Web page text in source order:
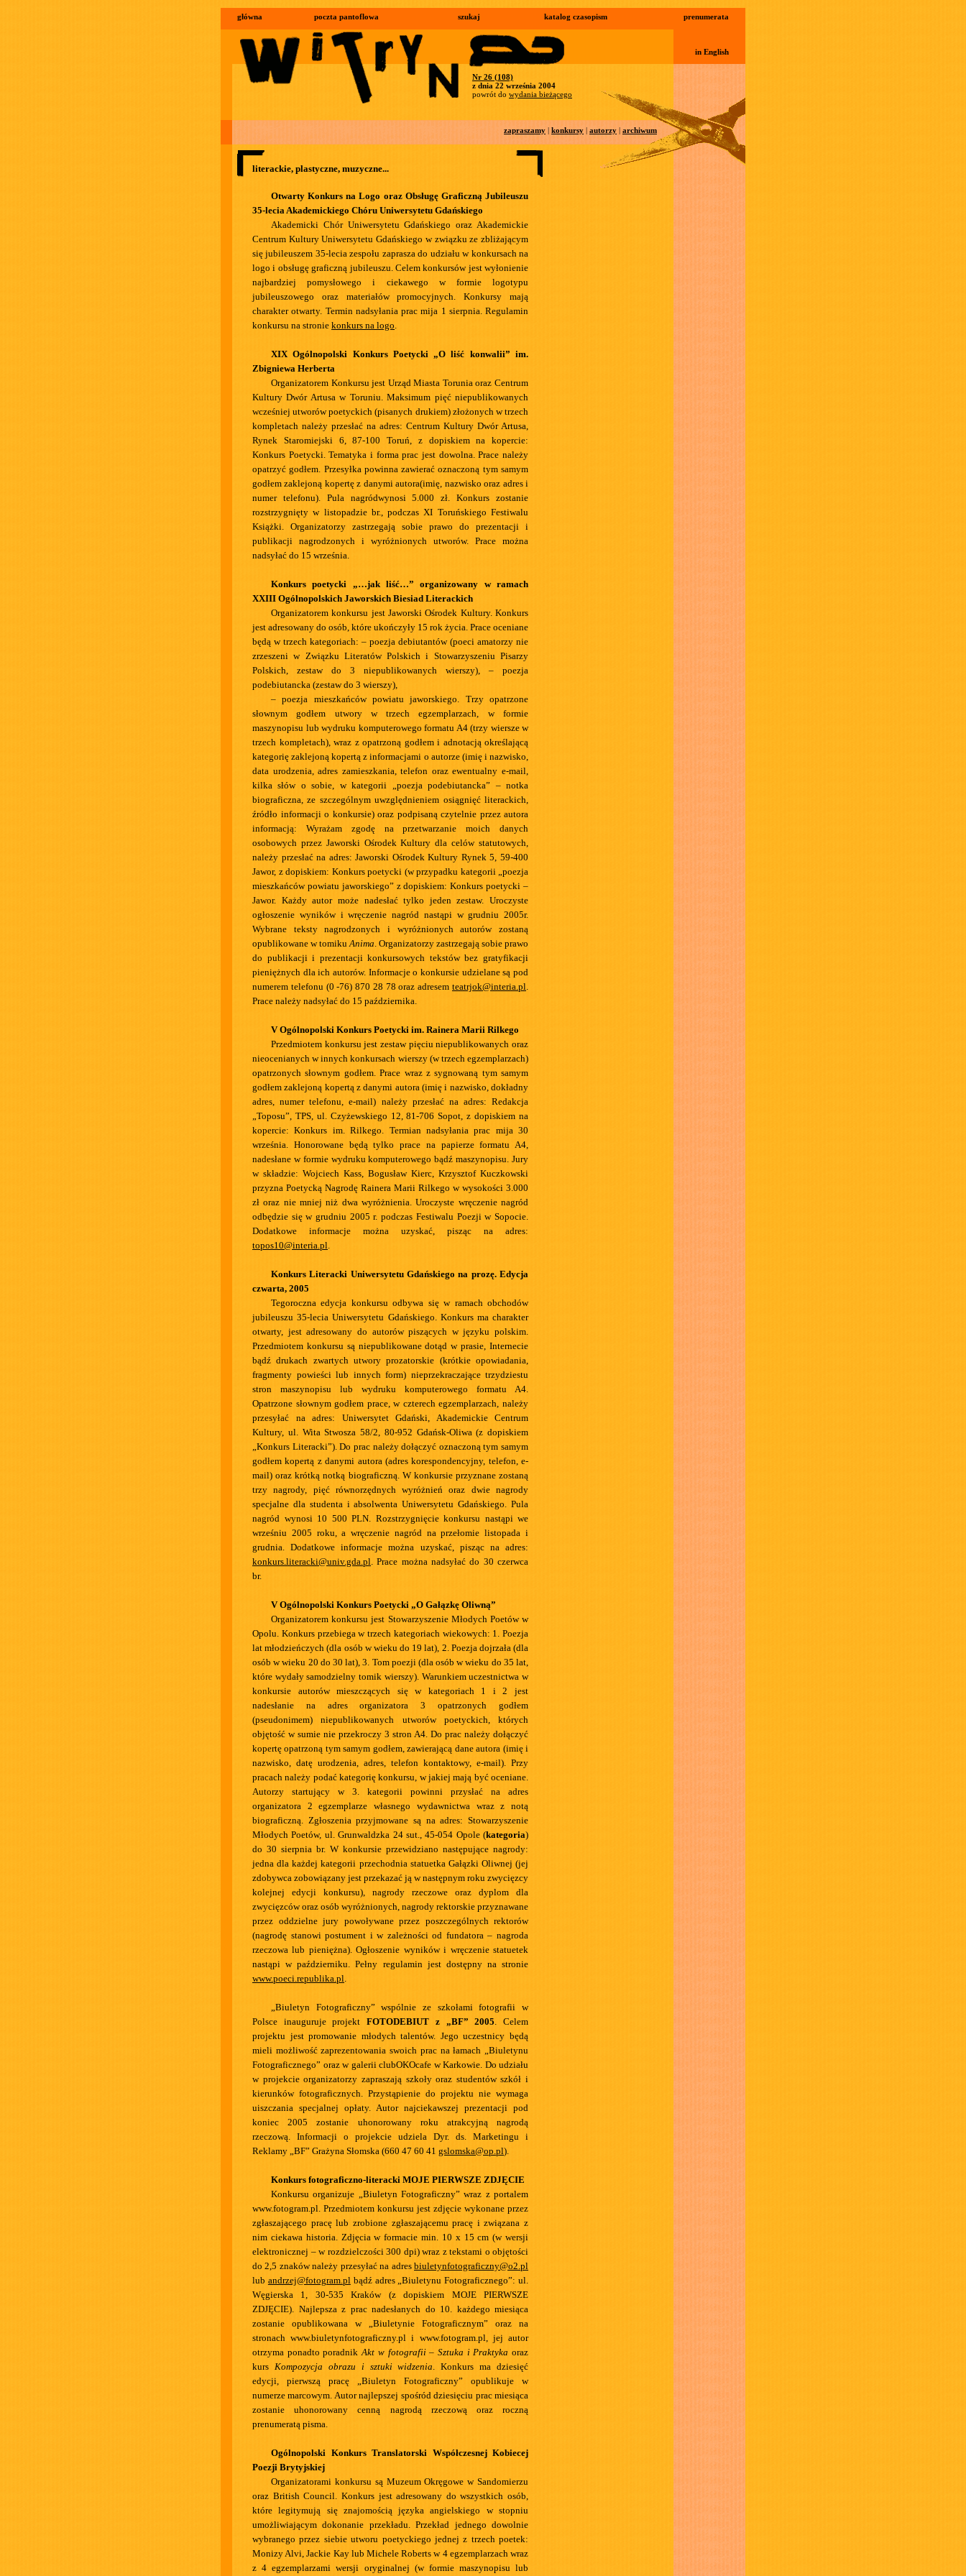
główna poczta pantoflowa szukaj katalog czasopism prenumerata
in English
Nr 26 (108)
z dnia 22 września 2004
powrót do wydania bieżącego
zapraszamy | konkursy | autorzy | archiwum
literackie, plastyczne, muzyczne...
Otwarty Konkurs na Logo oraz Obsługę Graficzną Jubileuszu
35-lecia Akademickiego Chóru Uniwersytetu Gdańskiego
Akademicki Chór Uniwersytetu Gdańskiego oraz Akademickie
Centrum Kultury Uniwersytetu Gdańskiego w związku ze zbliżającym
się jubileuszem 35-lecia zespołu zaprasza do udziału w konkursach na
logo i obsługę graficzną jubileuszu. Celem konkursów jest wyłonienie
najbardziej pomysłowego i ciekawego w formie logotypu
jubileuszowego oraz materiałów promocyjnych. Konkursy mają
charakter otwarty. Termin nadsyłania prac mija 1 sierpnia. Regulamin
konkursu na stronie konkurs na logo.
XIX Ogólnopolski Konkurs Poetycki „O liść konwalii” im.
Zbigniewa Herberta
Organizatorem Konkursu jest Urząd Miasta Torunia oraz Centrum
Kultury Dwór Artusa w Toruniu. Maksimum pięć niepublikowanych
wcześniej utworów poetyckich (pisanych drukiem) złożonych w trzech
kompletach należy przesłać na adres: Centrum Kultury Dwór Artusa,
Rynek Staromiejski 6, 87-100 Toruń, z dopiskiem na kopercie:
Konkurs Poetycki. Tematyka i forma prac jest dowolna. Prace należy
opatrzyć godłem. Przesyłka powinna zawierać oznaczoną tym samym
godłem zaklejoną kopertę z danymi autora(imię, nazwisko oraz adres i
numer telefonu). Pula nagródwynosi 5.000 zł. Konkurs zostanie
rozstrzygnięty w listopadzie br., podczas XI Toruńskiego Festiwalu
Książki. Organizatorzy zastrzegają sobie prawo do prezentacji i
publikacji nagrodzonych i wyróżnionych utworów. Prace można
nadsyłać do 15 września.
Konkurs poetycki „…jak liść…” organizowany w ramach
XXIII Ogólnopolskich Jaworskich Biesiad Literackich
Organizatorem konkursu jest Jaworski Ośrodek Kultury. Konkurs
jest adresowany do osób, które ukończyły 15 rok życia. Prace oceniane
będą w trzech kategoriach: – poezja debiutantów (poeci amatorzy nie
zrzeszeni w Związku Literatów Polskich i Stowarzyszeniu Pisarzy
Polskich, zestaw do 3 niepublikowanych wierszy), – poezja
podebiutancka (zestaw do 3 wierszy),
– poezja mieszkańców powiatu jaworskiego. Trzy opatrzone
słownym godłem utwory w trzech egzemplarzach, w formie
maszynopisu lub wydruku komputerowego formatu A4 (trzy wiersze w
trzech kompletach), wraz z opatrzoną godłem i adnotacją określającą
kategorię zaklejoną kopertą z informacjami o autorze (imię i nazwisko,
data urodzenia, adres zamieszkania, telefon oraz ewentualny e-mail,
kilka słów o sobie, w kategorii „poezja podebiutancka” – notka
biograficzna, ze szczególnym uwzględnieniem osiągnięć literackich,
źródło informacji o konkursie) oraz podpisaną czytelnie przez autora
informacją: Wyrażam zgodę na przetwarzanie moich danych
osobowych przez Jaworski Ośrodek Kultury dla celów statutowych,
należy przesłać na adres: Jaworski Ośrodek Kultury Rynek 5, 59-400
Jawor, z dopiskiem: Konkurs poetycki (w przypadku kategorii „poezja
mieszkańców powiatu jaworskiego” z dopiskiem: Konkurs poetycki –
Jawor. Każdy autor może nadesłać tylko jeden zestaw. Uroczyste
ogłoszenie wyników i wręczenie nagród nastąpi w grudniu 2005r.
Wybrane teksty nagrodzonych i wyróżnionych autorów zostaną
opublikowane w tomikuAnima. Organizatorzy zastrzegają sobie prawo
do publikacji i prezentacji konkursowych tekstów bez gratyfikacji
pieniężnych dla ich autorów. Informacje o konkursie udzielane są pod
numerem telefonu (0 -76) 870 28 78 oraz adresem teatrjok@interia.pl.
Prace należy nadsyłać do 15 października.
V Ogólnopolski Konkurs Poetycki im. Rainera Marii Rilkego
Przedmiotem konkursu jest zestaw pięciu niepublikowanych oraz
nieocenianych w innych konkursach wierszy (w trzech egzemplarzach)
opatrzonych słownym godłem. Prace wraz z sygnowaną tym samym
godłem zaklejoną kopertą z danymi autora (imię i nazwisko, dokładny
adres, numer telefonu, e-mail) należy przesłać na adres: Redakcja
„Toposu”, TPS, ul. Czyżewskiego 12, 81-706 Sopot, z dopiskiem na
kopercie: Konkurs im. Rilkego. Termian nadsyłania prac mija 30
września. Honorowane będą tylko prace na papierze formatu A4,
nadesłane w formie wydruku komputerowego bądź maszynopisu. Jury
w składzie: Wojciech Kass, Bogusław Kierc, Krzysztof Kuczkowski
przyzna Poetycką Nagrodę Rainera Marii Rilkego w wysokości 3.000
zł oraz nie mniej niż dwa wyróżnienia. Uroczyste wręczenie nagród
odbędzie się w grudniu 2005 r. podczas Festiwalu Poezji w Sopocie.
Dodatkowe informacje można uzyskać, pisząc na adres:
topos10@interia.pl.
Konkurs Literacki Uniwersytetu Gdańskiego na prozę. Edycja
czwarta, 2005
Tegoroczna edycja konkursu odbywa się w ramach obchodów
jubileuszu 35-lecia Uniwersytetu Gdańskiego. Konkurs ma charakter
otwarty, jest adresowany do autorów piszących w języku polskim.
Przedmiotem konkursu są niepublikowane dotąd w prasie, Internecie
bądź drukach zwartych utwory prozatorskie (krótkie opowiadania,
fragmenty powieści lub innych form) nieprzekraczające trzydziestu
stron maszynopisu lub wydruku komputerowego formatu A4.
Opatrzone słownym godłem prace, w czterech egzemplarzach, należy
przesyłać na adres: Uniwersytet Gdański, Akademickie Centrum
Kultury, ul. Wita Stwosza 58/2, 80-952 Gdańsk-Oliwa (z dopiskiem
„Konkurs Literacki”). Do prac należy dołączyć oznaczoną tym samym
godłem kopertą z danymi autora (adres korespondencyjny, telefon, e-
mail) oraz krótką notką biograficzną. W konkursie przyznane zostaną
trzy nagrody, pięć równorzędnych wyróżnień oraz dwie nagrody
specjalne dla studenta i absolwenta Uniwersytetu Gdańskiego. Pula
nagród wynosi 10 500 PLN. Rozstrzygnięcie konkursu nastąpi we
wrześniu 2005 roku, a wręczenie nagród na przełomie listopada i
grudnia. Dodatkowe informacje można uzyskać, pisząc na adres:
konkurs.literacki@univ.gda.pl. Prace można nadsyłać do 30 czerwca
br.
V Ogólnopolski Konkurs Poetycki „O Gałązkę Oliwną”
Organizatorem konkursu jest Stowarzyszenie Młodych Poetów w
Opolu. Konkurs przebiega w trzech kategoriach wiekowych: 1. Poezja
lat młodzieńczych (dla osób w wieku do 19 lat), 2. Poezja dojrzała (dla
osób w wieku 20 do 30 lat), 3. Tom poezji (dla osób w wieku do 35 lat,
które wydały samodzielny tomik wierszy). Warunkiem uczestnictwa w
konkursie autorów mieszczących się w kategoriach 1 i 2 jest
nadesłanie na adres organizatora 3 opatrzonych godłem
(pseudonimem) niepublikowanych utworów poetyckich, których
objętość w sumie nie przekroczy 3 stron A4. Do prac należy dołączyć
kopertę opatrzoną tym samym godłem, zawierającą dane autora (imię i
nazwisko, datę urodzenia, adres, telefon kontaktowy, e-mail). Przy
pracach należy podać kategorię konkursu, w jakiej mają być oceniane.
Autorzy startujący w 3. kategorii powinni przysłać na adres
organizatora 2 egzemplarze własnego wydawnictwa wraz z notą
biograficzną. Zgłoszenia przyjmowane są na adres: Stowarzyszenie
Młodych Poetów, ul. Grunwaldzka 24 sut., 45-054 Opole (kategoria)
do 30 sierpnia br. W konkursie przewidziano następujące nagrody:
jedna dla każdej kategorii przechodnia statuetka Gałązki Oliwnej (jej
zdobywca zobowiązany jest przekazać ją w następnym roku zwycięzcy
kolejnej edycji konkursu), nagrody rzeczowe oraz dyplom dla
zwycięzców oraz osób wyróżnionych, nagrody rektorskie przyznawane
przez oddzielne jury powoływane przez poszczególnych rektorów
(nagrodę stanowi postument i w zależności od fundatora – nagroda
rzeczowa lub pieniężna). Ogłoszenie wyników i wręczenie statuetek
nastąpi w październiku. Pełny regulamin jest dostępny na stronie
www.poeci.republika.pl.
„Biuletyn Fotograficzny” wspólnie ze szkołami fotografii w
Polsce inauguruje projektFOTODEBIUT z „BF” 2005. Celem
projektu jest promowanie młodych talentów. Jego uczestnicy będą
mieli możliwość zaprezentowania swoich prac na łamach „Biuletynu
Fotograficznego” oraz w galerii clubOKOcafe w Karkowie. Do udziału
w projekcie organizatorzy zapraszają szkoły oraz studentów szkół i
kierunków fotograficznych. Przystąpienie do projektu nie wymaga
uiszczania specjalnej opłaty. Autor najciekawszej prezentacji pod
koniec 2005 zostanie uhonorowany roku atrakcyjną nagrodą
rzeczową. Informacji o projekcie udziela Dyr. ds. Marketingu i
Reklamy „BF” Grażyna Słomska (660 47 60 41 gslomska@op.pl).
Konkurs fotograficzno-literacki MOJE PIERWSZE ZDJĘCIE
Konkursu organizuje „Biuletyn Fotograficzny” wraz z portalem
www.fotogram.pl. Przedmiotem konkursu jest zdjęcie wykonane przez
zgłaszającego pracę lub zrobione zgłaszającemu pracę i związana z
nim ciekawa historia. Zdjęcia w formacie min. 10 x 15 cm (w wersji
elektronicznej – w rozdzielczości 300 dpi) wraz z tekstami o objętości
do 2,5 znaków należy przesyłać na adres biuletynfotograficzny@o2.pl
lub andrzej@fotogram.plbądź adres „Biuletynu Fotograficznego”: ul.
Węgierska 1, 30-535 Kraków (z dopiskiem MOJE PIERWSZE
ZDJĘCIE). Najlepsza z prac nadesłanych do 10. każdego miesiąca
zostanie opublikowana w „Biuletynie Fotograficznym” oraz na
stronach www.biuletynfotograficzny.pl i www.fotogram.pl, jej autor
otrzyma ponadto poradnikAkt w fotografii – Sztuka i Praktyka oraz
kurs Kompozycja obrazu i sztuki widzenia. Konkurs ma dziesięć
edycji, pierwszą pracę „Biuletyn Fotograficzny” opublikuje w
numerze marcowym. Autor najlepszej spośród dziesięciu prac miesiąca
zostanie uhonorowany cenną nagrodą rzeczową oraz roczną
prenumeratą pisma.
Ogólnopolski Konkurs Translatorski Współczesnej Kobiecej
Poezji Brytyjskiej
Organizatorami konkursu są Muzeum Okręgowe w Sandomierzu
oraz British Council. Konkurs jest adresowany do wszystkich osób,
które legitymują się znajomością języka angielskiego w stopniu
umożliwiającym dokonanie przekładu. Przekład jednego dowolnie
wybranego przez siebie utworu poetyckiego jednej z trzech poetek:
Monizy Alvi, Jackie Kay lub Michele Roberts w 4 egzemplarzach wraz
z 4 egzemplarzami wersji oryginalnej (w formie maszynopisu lub